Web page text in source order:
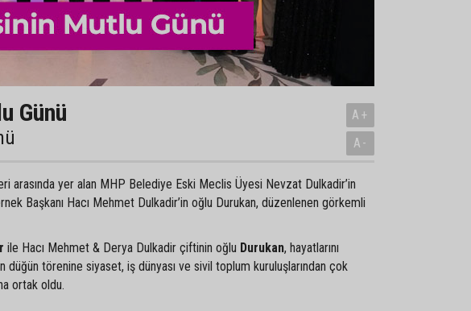
Günü
A+
A-
arasında yer alan MHP Belediye Eski Meclis Üyesi Nevzat Dulkadir’in
Başkanı Hacı Mehmet Dulkadir’in oğlu Durukan, düzenlenen görkemli
ile Hacı Mehmet & Derya Dulkadir çiftinin oğlu Durukan, hayatlarını
törenine siyaset, iş dünyası ve sivil toplum kuruluşlarından çok
ortak oldu.